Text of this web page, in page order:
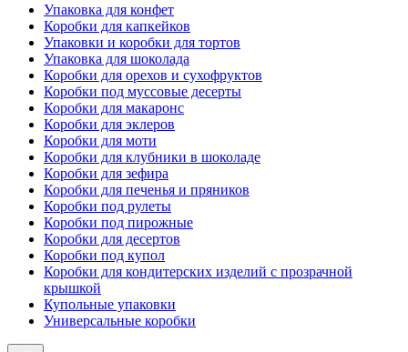
Упаковка для конфет
Коробки для капкейков
Упаковки и коробки для тортов
Упаковка для шоколада
Коробки для орехов и сухофруктов
Коробки под муссовые десерты
Коробки для макаронс
Коробки для эклеров
Коробки для моти
Коробки для клубники в шоколаде
Коробки для зефира
Коробки для печенья и пряников
Коробки под рулеты
Коробки под пирожные
Коробки для десертов
Коробки под купол
Коробки для кондитерских изделий с прозрачной
крышкой
Купольные упаковки
Универсальные коробки